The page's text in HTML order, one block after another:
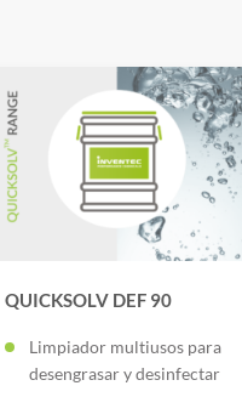
QUICKSOLV DEF 90
Limpiador multiusos para
desengrasar y desinfectar